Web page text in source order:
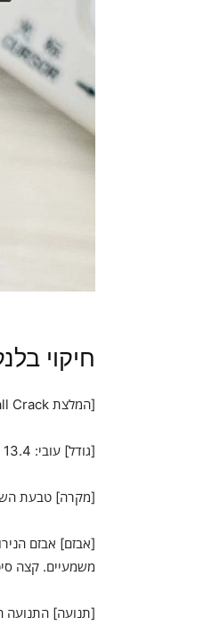
חיקוי
[המלצת ZF Factory Wall Crack] הגרסה הגבוהה ביותר של שעון סדרת Blancpain Fifty Fathoms בשוק!
[גודל] עובי: 13.4 מ”מ, קוטר: 43 מ”מ
[מקרה] טבעת
[אבזם] אבזם
משמעיים. קצה